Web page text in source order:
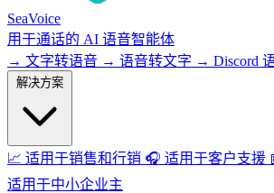
SeaVoice
用于通话的 AI 语音智能体
→ 文字转语音 → 语音转文字 → Discord
📈 适用于销售和行销 🎧 适用于客户支援
适用于中小企业主